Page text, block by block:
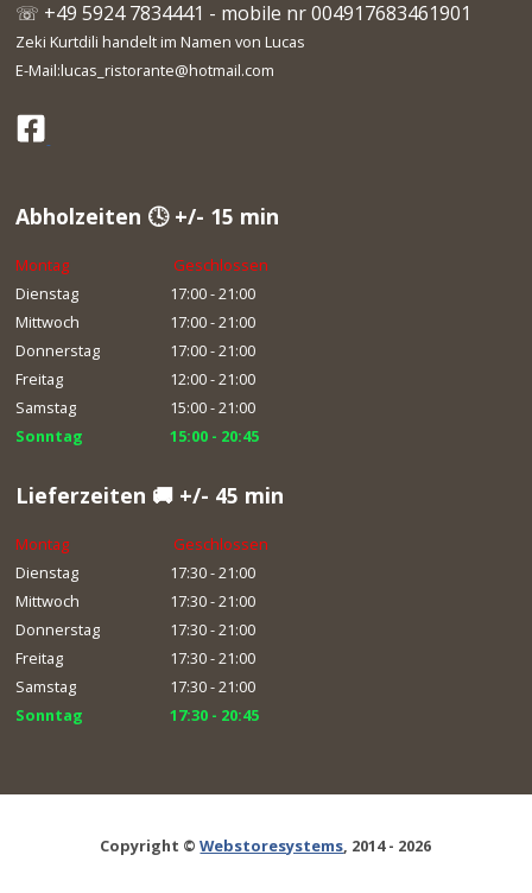
☏ +49 5924 7834441 - mobile nr 004917683461901
Zeki Kurtdili handelt im Namen von Lucas
E-Mail:lucas_ristorante@hotmail.com
Abholzeiten 🕓 +/- 15 min
Montag
Geschlossen
Dienstag
17:00 - 21:00
Mittwoch
17:00 - 21:00
Donnerstag
17:00 - 21:00
Freitag
12:00 - 21:00
Samstag
15:00 - 21:00
Sonntag
15:00 - 20:45
Lieferzeiten 🚚 +/- 45 min
Montag
Geschlossen
Dienstag
17:30 - 21:00
Mittwoch
17:30 - 21:00
Donnerstag
17:30 - 21:00
Freitag
17:30 - 21:00
Samstag
17:30 - 21:00
Sonntag
17:30 - 20:45
Copyright ©Webstoresystems, 2014 - 2026